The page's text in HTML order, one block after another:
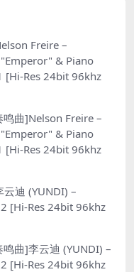
Freire –
& Piano
[Hi-Res 24bit 96khz
曲]Nelson Freire –
& Piano
[Hi-Res 24bit 96khz
迪 (YUNDI) –
[Hi-Res 24bit 96khz
曲]李云迪 (YUNDI) –
[Hi-Res 24bit 96khz